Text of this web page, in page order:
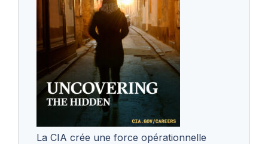
La CIA crée une force opérationnelle